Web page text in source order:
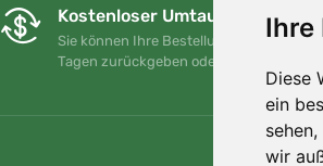
Ihre
Diese
ein
wir
Kostenloser Umtausch und
Sie können Ihre Bestellung jederzeit
Tagen zurückgeben oder umtauschen.